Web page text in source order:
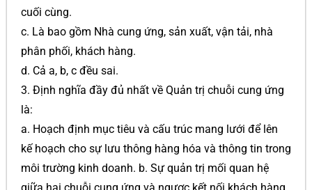
cuối cùng.
c. Là bao gồm Nhà cung ứng, sản xuất, vận tải, nhà
phân phối, khách hàng.
d. Cả a, b, c đều sai.
3. Định nghĩa đầy đủ nhất về Quản trị chuỗi cung ứng
là:
a. Hoạch định mục tiêu và cấu trúc mang lưới để lên
kế hoạch cho sự lưu thông hàng hóa và thông tin trong
môi trường kinh doanh. b. Sự quản trị mối quan hệ
giữa hai chuỗi cung ứng và ngược kết nối khách hàng